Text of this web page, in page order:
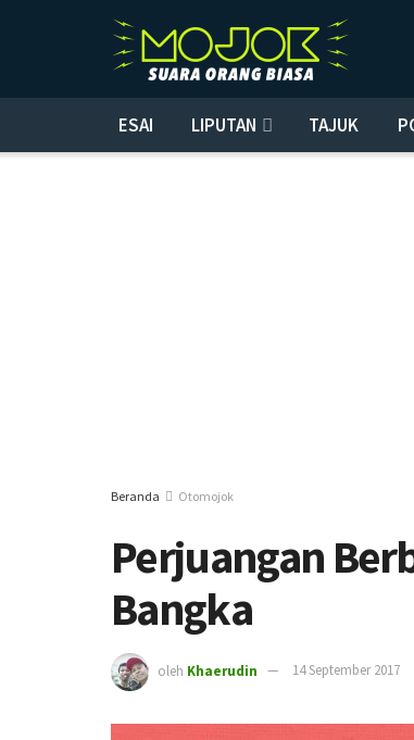
ESAI LIPUTAN TAJUK
Beranda Otomojok
Perjuangan
Bangka
oleh Khaerudin 14 September 2017